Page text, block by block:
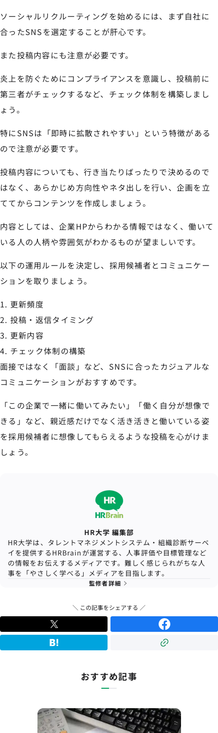
ソーシャルリクルーティングを始めるには、まず自社に
合ったSNSを選定することが肝心です。
また投稿内容にも注意が必要です。
炎上を防ぐためにコンプライアンスを意識し、投稿前に
第三者がチェックするなど、チェック体制を構築しまし
ょう。
特にSNSは「即時に拡散されやすい」という特徴がある
ので注意が必要です。
投稿内容についても、行き当たりばったりで決めるので
はなく、あらかじめ方向性やネタ出しを行い、企画を立
ててからコンテンツを作成しましょう。
内容としては、企業HPからわかる情報ではなく、働いて
いる人の人柄や雰囲気がわかるものが望ましいです。
以下の運用ルールを決定し、採用候補者とコミュニケー
ションを取りましょう。
更新頻度
投稿・返信タイミング
更新内容
チェック体制の構築
面接ではなく「面談」など、SNSに合ったカジュアルな
コミュニケーションがおすすめです。
「この企業で一緒に働いてみたい」「働く自分が想像で
きる」など、親近感だけでなく活き活きと働いている姿
を採用候補者に想像してもらえるような投稿を心がけま
しょう。
HR大学 編集部
HR大学は、タレントマネジメントシステム・組織診断サーベ
イを提供するHRBrainが運営する、人事評価や目標管理など
の情報をお伝えするメディアです。難しく感じられがちな人
事を「やさしく学べる」メディアを目指します。
監修者詳細
＼ この記事をシェアする ／
おすすめ記事